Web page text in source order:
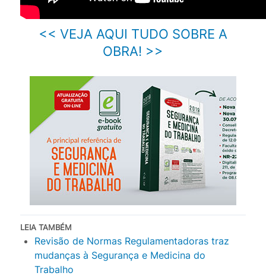
<< VEJA AQUI TUDO SOBRE A
OBRA! >>
LEIA TAMBÉM
Revisão de Normas Regulamentadoras traz
mudanças à Segurança e Medicina do
Trabalho